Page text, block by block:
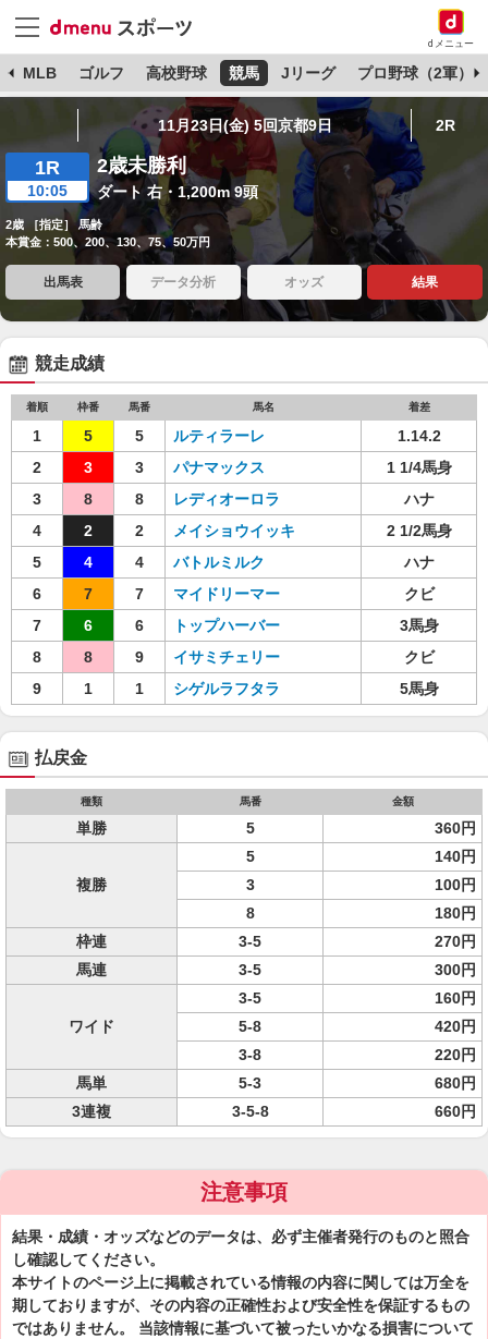
dメニュー
MLB ゴルフ 高校野球 競馬 Jリーグ プロ野球（2軍）
11月23日(金) 5回京都9日 2R
1R
10:05
2歳未勝利
ダート 右・1,200m 9頭
2歳 ［指定］ 馬齢
本賞金：500、200、130、75、50万円
出馬表 データ分析 オッズ 結果
競走成績
着順 枠番 馬番 馬名 着差
1 5 5 ルティラーレ
1.14.2
2
3 3 パナマックス
1 1/4馬身
3
8 8 レディオーロラ
ハナ
4
2 2 メイショウイッキ
2 1/2馬身
5
4 4 バトルミルク
ハナ
6
7 7 マイドリーマー
クビ
7
6 6 トップハーバー
3馬身
8
8 9 イサミチェリー
クビ
9
1 1 シゲルラフタラ 5馬身
払戻金
種類 馬番 金額
単勝 5 360円
複勝
5
140円
3
100円
8
180円
枠連
3-5
270円
馬連
3-5 300円
ワイド
3-5
160円
5-8
420円
3-8
220円
馬単
5-3
680円
3連複
3-5-8 660円
注意事項
結果・成績・オッズなどのデータは、必ず主催者発行のものと照合
し確認してください。
本サイトのページ上に掲載されている情報の内容に関しては万全を
期しておりますが、その内容の正確性および安全性を保証するもの
ではありません。 当該情報に基づいて被ったいかなる損害について